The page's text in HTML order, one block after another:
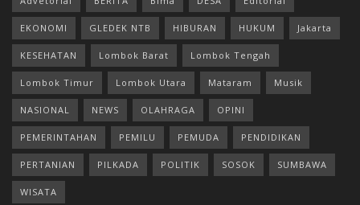
EKONOMI GLEDEK NTB HIBURAN HUKUM Jakarta
KESEHATAN Lombok Barat Lombok Tengah
Lombok Timur Lombok Utara Mataram Musik
NASIONAL NEWS OLAHRAGA OPINI
PEMERINTAHAN PEMILU PEMUDA PENDIDIKAN
PERTANIAN PILKADA POLITIK SOSOK SUMBAWA
WISATA